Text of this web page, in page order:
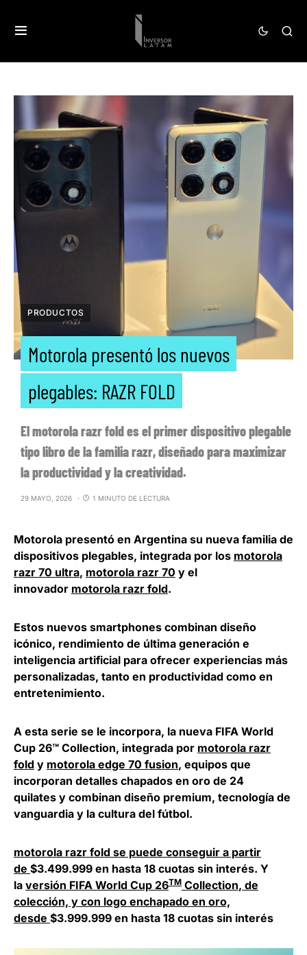
PRODUCTOS
Motorola presentó los nuevos
plegables: RAZR FOLD
El motorola razr fold es el primer dispositivo plegable
tipo libro de la familia razr, diseñado para maximizar
la productividad y la creatividad.
29 MAYO, 2026 1 MINUTO DE LECTURA
Motorola presentó en Argentina su nueva familia de
dispositivos plegables, integrada por los motorola
razr 70 ultra, motorola razr 70 y el
innovador motorola razr fold.
Estos nuevos smartphones combinan diseño
icónico, rendimiento de última generación e
inteligencia artificial para ofrecer experiencias más
personalizadas, tanto en productividad como en
entretenimiento.
A esta serie se le incorpora, la nueva FIFA World
Cup 26™ Collection, integrada por motorola razr
fold y motorola edge 70 fusion, equipos que
incorporan detalles chapados en oro de 24
quilates y combinan diseño premium, tecnología de
vanguardia y la cultura del fútbol.
motorola razr fold se puede conseguir a partir
de $3.499.999 en hasta 18 cuotas sin interés. Y
la versión FIFA World Cup 26TM Collection, de
colección, y con logo enchapado en oro,
desde $3.999.999 en hasta 18 cuotas sin interés